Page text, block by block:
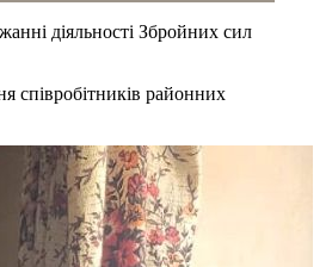
діяльності Збройних сил
співробітників районних